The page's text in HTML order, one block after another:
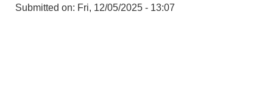
Submitted on: Fri, 12/05/2025 - 13:07